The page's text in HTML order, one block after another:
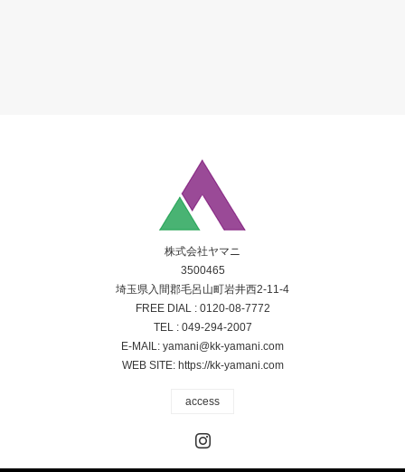
株式会社ヤマニ
3500465
埼玉県入間郡毛呂山町岩井西2-11-4
FREE DIAL : 0120-08-7772
TEL : 049-294-2007
E-MAIL: yamani@kk-yamani.com
WEB SITE: https://kk-yamani.com
access